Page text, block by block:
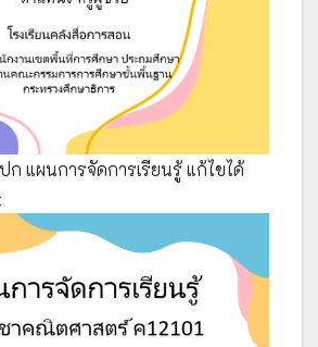
แผนการจัดการเรียนรู้ แก้ไขได้